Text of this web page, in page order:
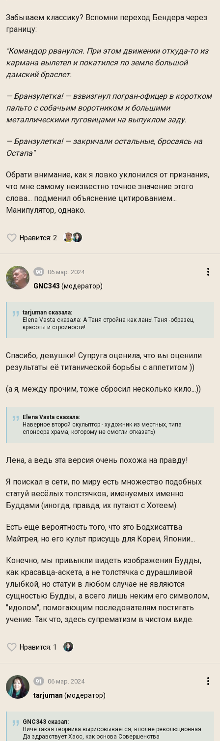
Забываем классику? Вспомни переход Бендера через
границу:
"Командор рванулся. При этом движении откуда-то из
кармана вылетел и покатился по земле большой
дамский браслет.
— Бранзулетка! — взвизгнул погран-офицер в коротком
пальто с собачьим воротником и большими
металлическими пуговицами на выпуклом заду.
— Бранзулетка! — закричали остальные, бросаясь на
Остапа"
Обрати внимание, как я ловко уклонился от признания,
что мне самому неизвестно точное значение этого
слова... подменил объяснение цитированием...
Манипулятор, однако.
Нравится: 2
90 06 мар. 2024
GNC343 (модератор)
tarjuman сказалa:
Elena Vasta сказалa: А Таня стройна как лань! Таня -образец
красоты и стройности!
Спасибо, девушки! Супруга оценила, что вы оценили
результаты её титанической борьбы с аппетитом ))
(а я, между прочим, тоже сбросил несколько кило...))
Elena Vasta сказалa:
Наверное второй скульптор - художник из местных, типа
спонсора храма, которому не смогли отказать)
Лена, а ведь эта версия очень похожа на правду!
Я поискал в сети, по миру есть множество подобных
статуй весёлых толстячков, именуемых именно
Буддами (иногда, правда, их путают с Хотеем).
Есть ещё вероятность того, что это Бодхисаттва
Майтрея, но его культ присущь для Кореи, Японии...
Конечно, мы привыкли видеть изображения Будды,
как красавца-аскета, а не толстячка с дурашливой
улыбкой, но статуи в любом случае не являются
сущностью Будды, а всего лишь неким его символом,
"идолом", помогающим последователям постигать
учение. Так что, здесь супрематизм в чистом виде.
Нравится: 1
91 06 мар. 2024
tarjuman (модератор)
GNC343 сказал:
Ничё такая теорийка вырисовывается, вполне революционная.
Да здравствует Хаос, как основа Совершенства